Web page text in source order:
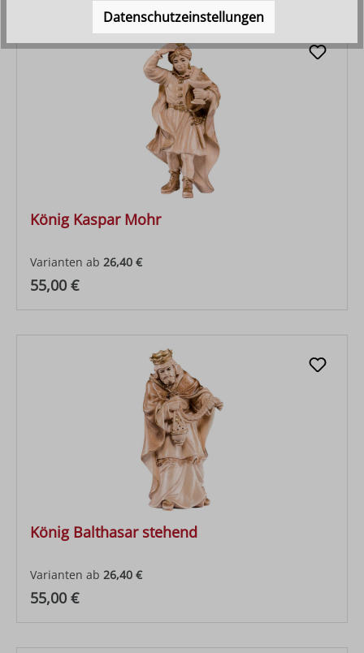
König Kaspar Mohr
Varianten ab 26,40 €
Regulärer Preis:
55,00 €
König Balthasar stehend
Varianten ab 26,40 €
Regulärer Preis:
55,00 €
Datenschutzeinstellungen